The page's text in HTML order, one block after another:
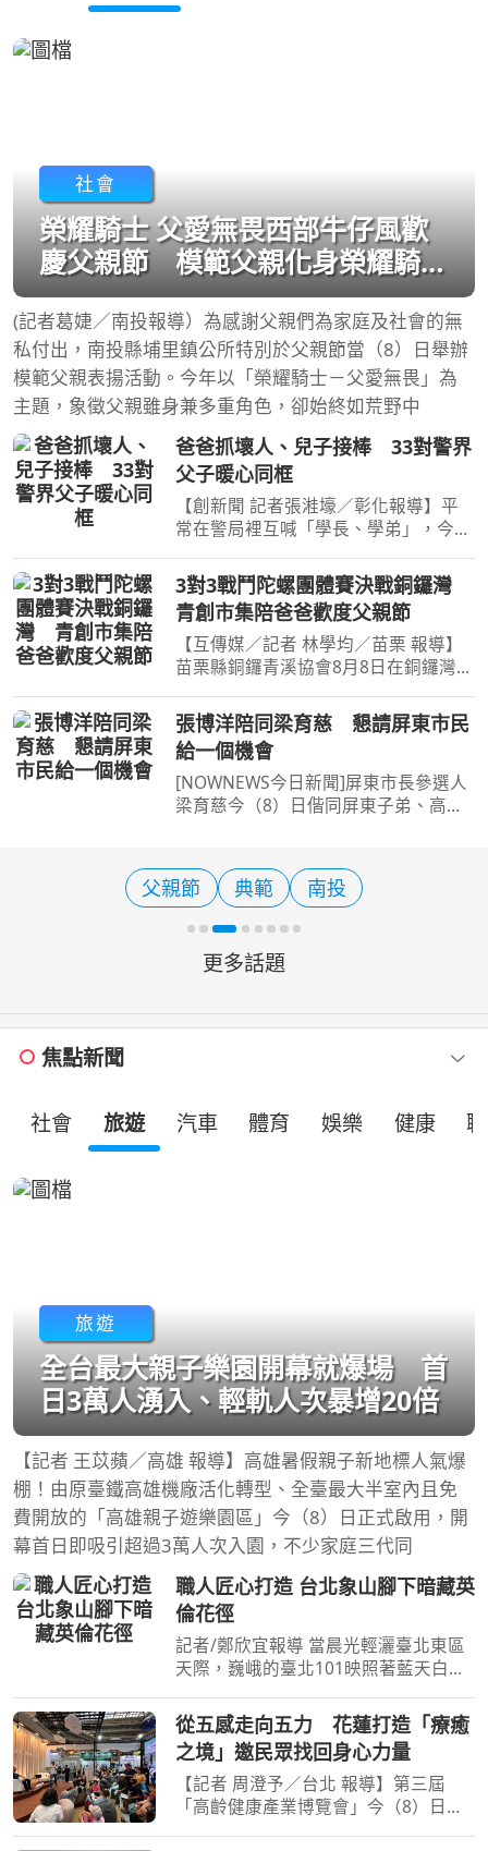
社會
榮耀騎士 父愛無畏西部牛仔風歡
慶父親節 模範父親化身榮耀騎
士
(記者葛婕／南投報導）為感謝父親們為家庭及社會的無
私付出，南投縣埔里鎮公所特別於父親節當（8）日舉辦
模範父親表揚活動。今年以「榮耀騎士－父愛無畏」為
主題，象徵父親雖身兼多重角色，卻始終如荒野中
爸爸抓壞人、兒子接棒 33對警界
父子暖心同框
【創新聞 記者張溎壕／彰化報導】平
常在警局裡互喊「學長、學弟」，今天
縣警局今年父親節特別邀請縣內33對警
界父子、父女同台，讓平日忙著執勤的
親子難得聚在一起，還
3對3戰鬥陀螺團體賽決戰銅鑼灣
青創市集陪爸爸歡度父親節
【互傳媒／記者 林學均／苗栗 報導】
苗栗縣銅鑼青溪協會8月8日在銅鑼灣會
創市集展售活動，戰鬥陀螺旋風襲捲苗
南地區，加上熱絡的菁市集，讓父親節
更添熱鬧與溫馨氣氛。
張博洋陪同梁育慈 懇請屏東市民
給一個機會
[NOWNEWS今日新聞]屏東市長參選人
梁育慈今（8）日偕同屏東子弟、高雄
現十足親和力。適逢晚餐時段，屏東夜
市人潮眾多，梁育慈與張博...
父親節 典範 南投
更多話題
焦點新聞
社會 旅遊 汽車 體育 娛樂 健康
旅遊
全台最大親子樂園開幕就爆場 首
日3萬人湧入、輕軌人次暴增20倍
【記者 王苡蘋／高雄 報導】高雄暑假親子新地標人氣爆
棚！由原臺鐵高雄機廠活化轉型、全臺最大半室內且免
費開放的「高雄親子遊樂園區」今（8）日正式啟用，開
幕首日即吸引超過3萬人次入園，不少家庭三代同
職人匠心打造 台北象山腳下暗藏英
倫花徑
記者/鄭欣宜報導 當晨光輕灑臺北東區
天際，巍峨的臺北101映照著藍天白
長廊正悄悄綻放著屬於城市的浪漫。從
捷運象山站沿著信義路5段南側人行空
間步行至松德路，綿延百公
從五感走向五力 花蓮打造「療癒
之境」邀民眾找回身心力量
【記者 周澄予／台北 報導】第三屆
「高齡健康產業博覽會」今（8）日邁